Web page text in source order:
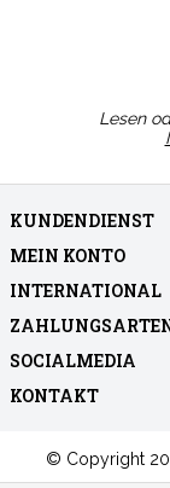
Lesen
KUNDENDIENST
MEIN KONTO
INTERNATIONAL
SOCIALMEDIA
KONTAKT
© Copyright